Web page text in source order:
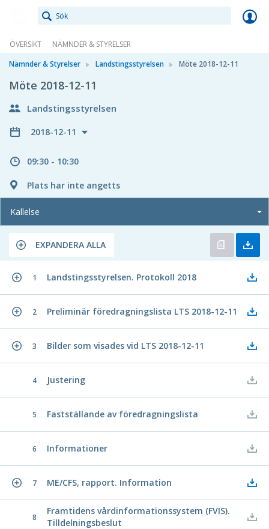
ÖVERSIKT
NÄMNDER & STYRELSER
Nämnder & Styrelser
Landstingsstyrelsen Möte 2018-12-11
Möte 2018-12-11
Landstingsstyrelsen
2018-12-11
09:30 - 10:30
Plats har inte angetts
Kallelse
EXPANDERA ALLA
1 Landstingsstyrelsen. Protokoll 2018
2 Preliminär föredragningslista LTS 2018-12-11
3 Bilder som visades vid LTS 2018-12-11
4 Justering
5 Fastställande av föredragningslista
6 Informationer
7 ME/CFS, rapport. Information
8
Framtidens vårdinformationssystem (FVIS).
Tilldelningsbeslut